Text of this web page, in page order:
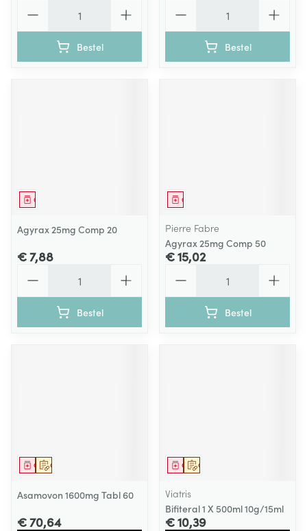
Bestel Bestel
Geneesmiddel
Agyrax 25mg Comp 20
€ 7,88
Bestel
Geneesmiddel
Pierre Fabre
Agyrax 25mg Comp 50
€ 15,02
Bestel
Op voorschrift
Geneesmiddel
Asamovon 1600mg Tabl 60
€ 70,64
Op voorschrift
Geneesmiddel
Viatris
Bifiteral 1 X 500ml 10g/15ml
€ 10,39